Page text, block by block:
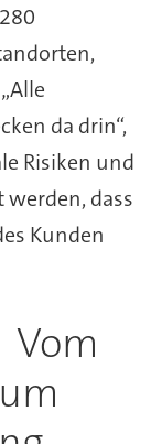
da drin“,
Risiken und
dass
Kunden
Vom